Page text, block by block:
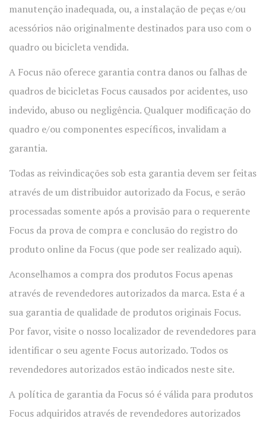
manutenção inadequada, ou, a instalação de peças e/ou
acessórios não originalmente destinados para uso com o
quadro ou bicicleta vendida.
A Focus não oferece garantia contra danos ou falhas de
quadros de bicicletas Focus causados por acidentes, uso
indevido, abuso ou negligência. Qualquer modificação do
quadro e/ou componentes específicos, invalidam a
garantia.
Todas as reivindicações sob esta garantia devem ser feitas
através de um distribuidor autorizado da Focus, e serão
processadas somente após a provisão para o requerente
Focus da prova de compra e conclusão do registro do
produto online da Focus (que pode ser realizado aqui).
Aconselhamos a compra dos produtos Focus apenas
através de revendedores autorizados da marca. Esta é a
sua garantia de qualidade de produtos originais Focus.
Por favor, visite o nosso localizador de revendedores para
identificar o seu agente Focus autorizado. Todos os
revendedores autorizados estão indicados neste site.
A política de garantia da Focus só é válida para produtos
Focus adquiridos através de revendedores autorizados